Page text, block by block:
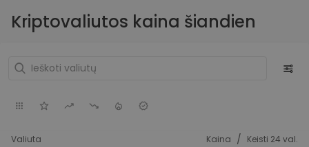
Kriptovaliutos kaina šiandien
Valiuta Kaina / Keisti 24 val.